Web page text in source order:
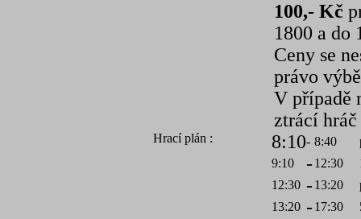
100,- Kč
1800 a do
Ceny se
právo
V případě
ztrácí hráč
Hrací plán : 8:10- 8:40
9:10
-12:30
12:30 -13:20
13:20 -17:30